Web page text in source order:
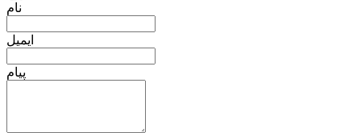
نام
ایمیل
پیام